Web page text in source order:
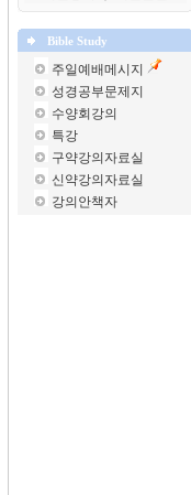
Bible Study
주일예배메시지
성경공부문제지
수양회강의
특강
구약강의자료실
신약강의자료실
강의안책자